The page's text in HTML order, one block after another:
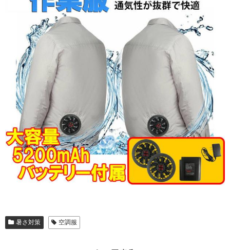
暑さ対策 空調服